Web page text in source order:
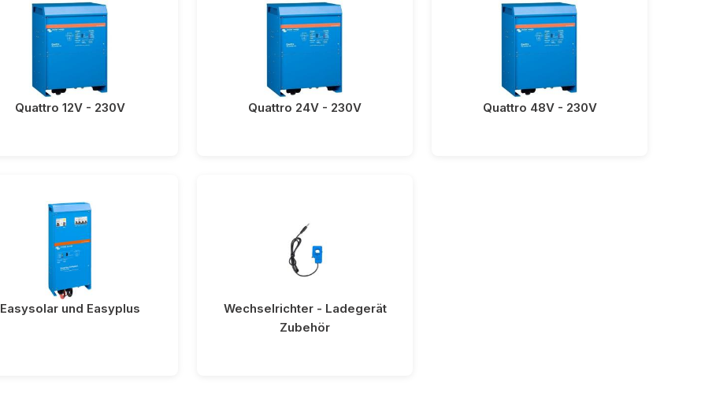
Quattro 12V - 230V Quattro 24V - 230V Quattro 48V - 230V
Easysolar und Easyplus
Wechselrichter - Ladegerät
Zubehör